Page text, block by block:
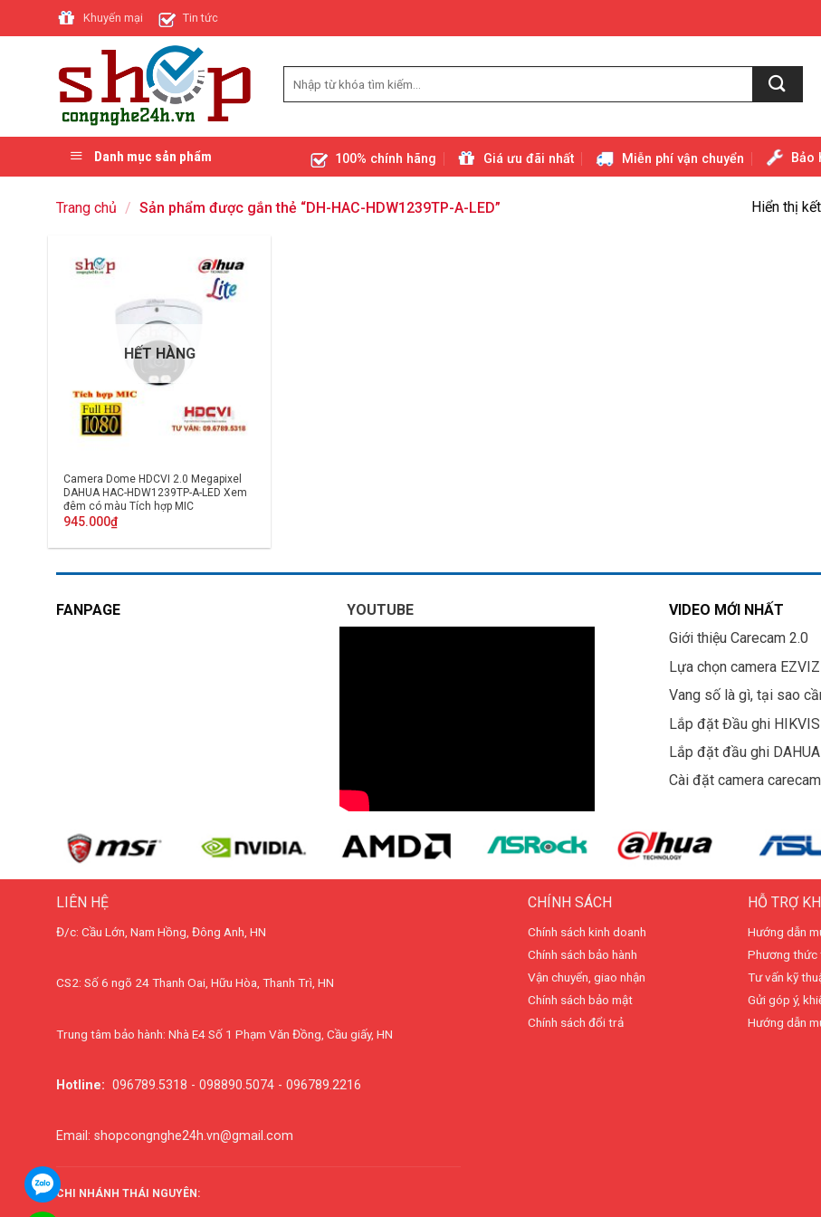
to
Khuyến mại Tin tức
Danh mục sản phẩm 100% chính hãng Giá ưu đãi nhất Miễn phí vận chuyển Bảo
Trang chủ / Sản phẩm được gắn thẻ “DH-HAC-HDW1239TP-A-LED” Hiển thị
HẾT HÀNG
Camera Dome HDCVI 2.0 Megapixel
DAHUA HAC-HDW1239TP-A-LED Xem
đêm có màu Tích hợp MIC
945.000₫
FANPAGE YOUTUBE
VIDEO MỚI NHẤT
Giới thiệu Carecam 2.0
Lựa chọn camera
Vang số là gì, tại sao
Lắp đặt Đầu ghi
Lắp đặt đầu ghi DAHUA
Cài đặt camera carecam
LIÊN HỆ
Đ/c: Cầu Lớn, Nam Hồng, Đông Anh, HN
CS2: Số 6 ngõ 24 Thanh Oai, Hữu Hòa, Thanh Trì, HN
Trung tâm bảo hành: Nhà E4 Số 1 Phạm Văn Đồng, Cầu giấy, HN
Hotline: 096789.5318 - 098890.5074 - 096789.2216
Email: shopcongnghe24h.vn@gmail.com
CHI NHÁNH THÁI NGUYÊN:
CHÍNH SÁCH
Chính sách kinh doanh
Chính sách bảo hành
Vận chuyển, giao nhận
Chính sách bảo mật
Chính sách đổi trả
HỖ TRỢ
Hướng dẫn
Phương thức
Tư vấn kỹ
Gửi góp ý,
Hướng dẫn